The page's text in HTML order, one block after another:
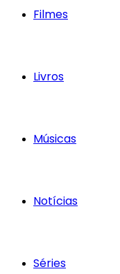
Filmes
Livros
Músicas
Notícias
Séries